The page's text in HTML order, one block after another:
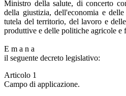
Ministro della salute, di concerto
della giustizia, dell'economia e
tutela del territorio, del lavoro e
produttive e delle politiche agricole e
E m a n a
il seguente decreto legislativo:
Articolo 1
Campo di applicazione.